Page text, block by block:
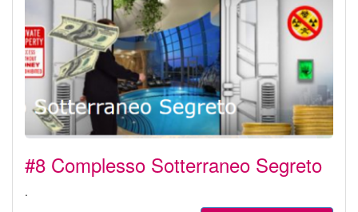
#8 Complesso Sotterraneo Segreto
.